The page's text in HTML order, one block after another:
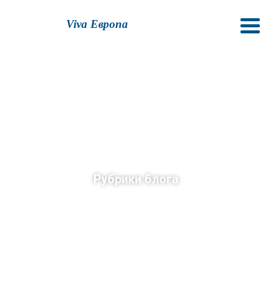
Viva Европа
Рубрики блога